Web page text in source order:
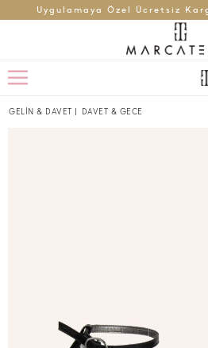
Uygulamaya Özel Ücretsiz
GELİN & DAVET | DAVET & GECE